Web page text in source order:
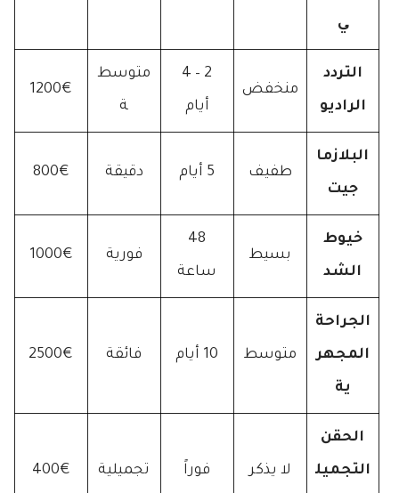
ي
التردد
الراديو
منخفض
2 – 4
أيام
متوسط
ة
1200€
البلازما
جيت
طفيف 5 أيام دقيقة 800€
خيوط
الشد
بسيط
48
ساعة
فورية 1000€
الجراحة
المجهر
ية
متوسط 10 أيام فائقة 2500€
الحقن
التجميل لا يذكر فوراً تجميلية 400€